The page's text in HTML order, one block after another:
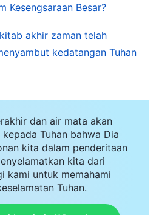
pikiran
satunya yang orang
dan keuntungan.
ketenaran dan
dan keuntungan,
yang mereka miliki demi
dan mereka akan
atau mengambil keputusan
Dengan cara
Kesengsaraan Besar?
akhir zaman telah
kedatangan Tuhan
dan air mata akan
Tuhan bahwa Dia
kita dalam penderitaan
kita dari
kami untuk memahami
Tuhan.